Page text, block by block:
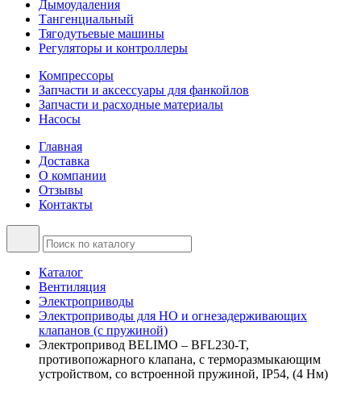
Дымоудаления
Тангенциальный
Тягодутьевые машины
Регуляторы и контроллеры
Компрессоры
Запчасти и аксессуары для фанкойлов
Запчасти и расходные материалы
Насосы
Главная
Доставка
О компании
Отзывы
Контакты
Каталог
Вентиляция
Электроприводы
Электроприводы для НО и огнезадерживающих
клапанов (с пружиной)
Электропривод BELIMO – BFL230-T,
противопожарного клапана, с терморазмыкающим
устройством, со встроенной пружиной, IP54, (4 Нм)